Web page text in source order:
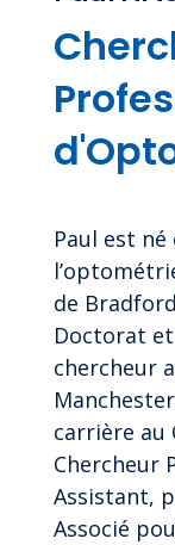
Paul est
de
Doctorat
chercheur
carrière au
Chercheur
Assistant,
Associé